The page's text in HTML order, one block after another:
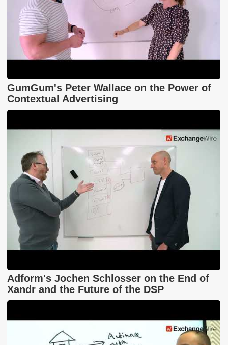
GumGum's Peter Wallace on the Power of
Contextual Advertising
Adform's Jochen Schlosser on the End of
Xandr and the Future of the DSP